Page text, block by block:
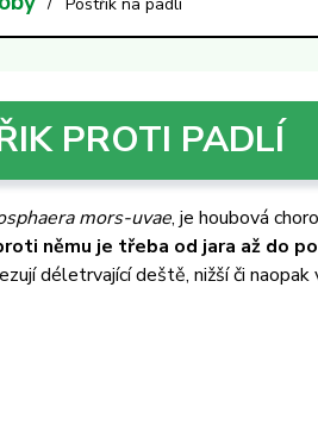
PROTI PADLÍ
mors-uvae, je houbová
němu je třeba od jara až do
déletrvající deště, nižší či